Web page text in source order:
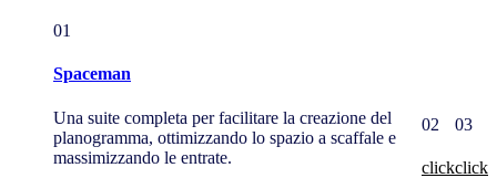
01
Spaceman
Una suite completa per facilitare la creazione del
planogramma, ottimizzando lo spazio a scaffale e
massimizzando le entrate.
02
click
03
click